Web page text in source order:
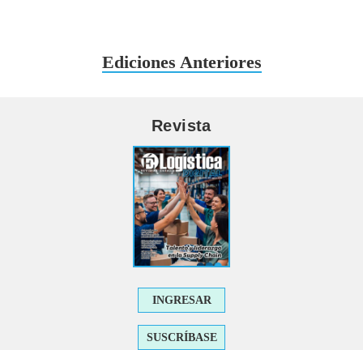
Ediciones Anteriores
Revista
INGRESAR
SUSCRÍBASE